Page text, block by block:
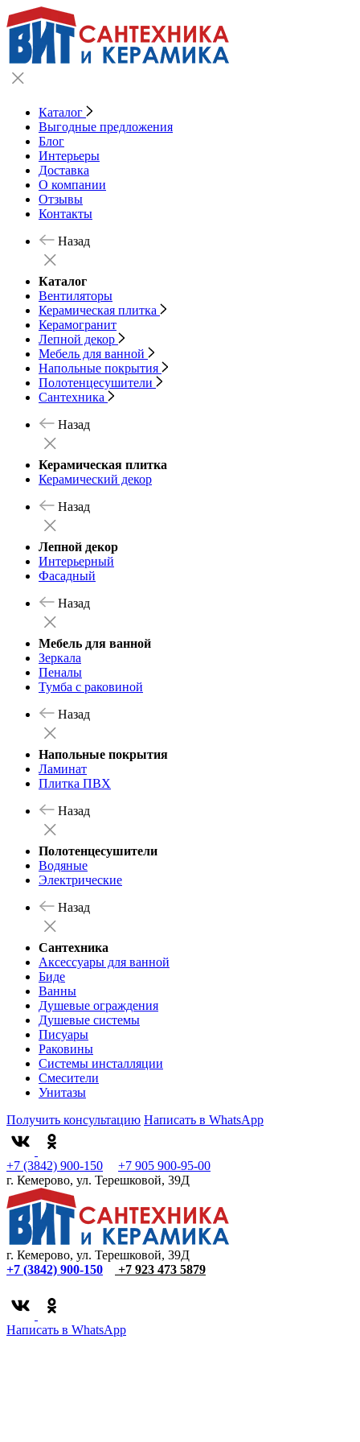
Каталог
Выгодные предложения
Блог
Интерьеры
Доставка
О компании
Отзывы
Контакты
Назад
Каталог
Вентиляторы
Керамическая плитка
Керамогранит
Лепной декор
Мебель для ванной
Напольные покрытия
Полотенцесушители
Сантехника
Назад
Керамическая плитка
Керамический декор
Назад
Лепной декор
Интерьерный
Фасадный
Назад
Мебель для ванной
Зеркала
Пеналы
Тумба с раковиной
Назад
Напольные покрытия
Ламинат
Плитка ПВХ
Назад
Полотенцесушители
Водяные
Электрические
Назад
Сантехника
Аксессуары для ванной
Биде
Ванны
Душевые ограждения
Душевые системы
Писуары
Раковины
Системы инсталляции
Смесители
Унитазы
Получить консультацию Написать в WhatsApp
+7 (3842) 900-150
+7 905 900-95-00
г. Кемерово, ул. Терешковой, 39Д
г. Кемерово, ул. Терешковой, 39Д
+7 (3842) 900-150
+7 923 473 5879
Написать в WhatsApp